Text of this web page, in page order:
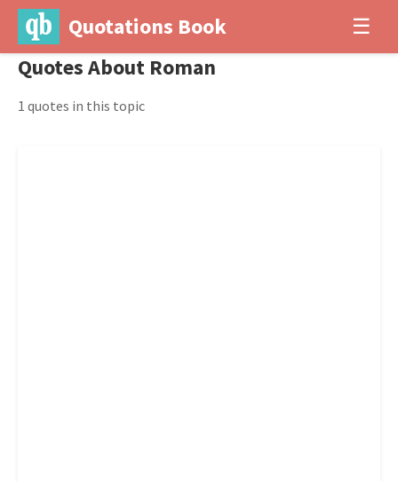
Quotations Book ☰
Quotes About Roman
1 quotes in this topic